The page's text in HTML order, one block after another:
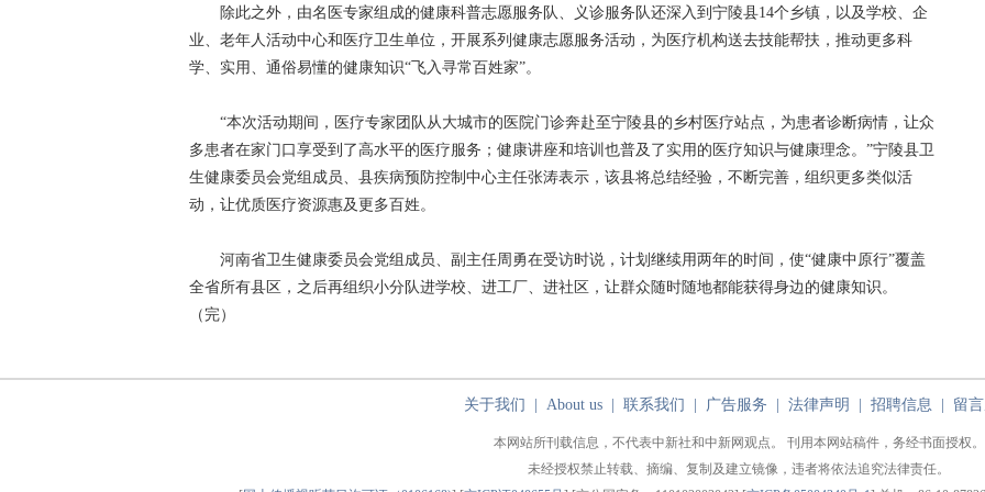
除此之外，由名医专家组成的健康科普志愿服务队、义诊服务队还深入到宁陵县14个乡镇，以及学校、企
业、老年人活动中心和医疗卫生单位，开展系列健康志愿服务活动，为医疗机构送去技能帮扶，推动更多科
学、实用、通俗易懂的健康知识“飞入寻常百姓家”。
“本次活动期间，医疗专家团队从大城市的医院门诊奔赴至宁陵县的乡村医疗站点，为患者诊断病情，让众
多患者在家门口享受到了高水平的医疗服务；健康讲座和培训也普及了实用的医疗知识与健康理念。”宁陵县卫
生健康委员会党组成员、县疾病预防控制中心主任张涛表示，该县将总结经验，不断完善，组织更多类似活
动，让优质医疗资源惠及更多百姓。
河南省卫生健康委员会党组成员、副主任周勇在受访时说，计划继续用两年的时间，使“健康中原行”覆盖
全省所有县区，之后再组织小分队进学校、进工厂、进社区，让群众随时随地都能获得身边的健康知识。
（完）
关于我们 About us| 联系我们 广告服务 法律声明 招聘信息 留
本网站所刊载信息，不代表中新社和中新网观点。 刊用本网站稿件，务经书面授权。
未经授权禁止转载、摘编、复制及建立镜像，违者将依法追究法律责任。